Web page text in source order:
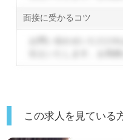
面接に受かるコツ
この求人を見ている